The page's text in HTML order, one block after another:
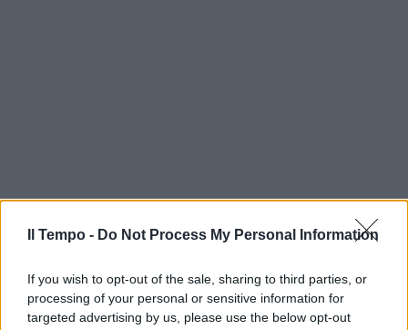
Il Tempo - Do Not Process My Personal Information
If you wish to opt-out of the sale, sharing to third parties, or
processing of your personal or sensitive information for
targeted advertising by us, please use the below opt-out